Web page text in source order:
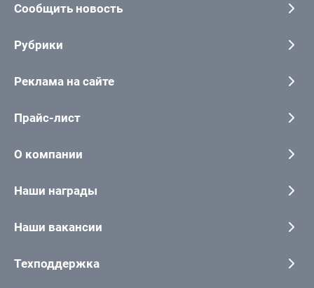
Сообщить новость
Рубрики
Реклама на сайте
Прайс-лист
О компании
Наши награды
Наши вакансии
Техподдержка